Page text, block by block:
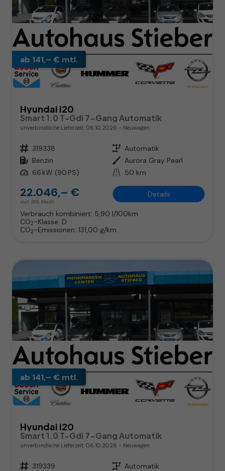
ab 141,– € mtl.
Hyundai i20
Smart 1.0 T-Gdi 7-Gang Automatik
unverbindliche Lieferzeit: 06.10.2026 Neuwagen
Fahrzeugnr. 319338 Getriebe Automatik
Kraftstoff Benzin Außenfarbe Aurora Gray Pearl
Leistung 66 kW (90 PS) Kilometerstand 50 km
22.046,– €
incl. 19% MwSt.
Details
Verbrauch kombiniert: 5,90 l/100km
CO2-Klasse: D
CO2-Emissionen: 131,00 g/km
ab 141,– € mtl.
Hyundai i20
Smart 1.0 T-Gdi 7-Gang Automatik
unverbindliche Lieferzeit: 06.10.2026 Neuwagen
Fahrzeugnr. 319339 Getriebe Automatik